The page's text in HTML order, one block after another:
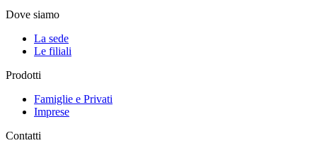
Dove siamo
La sede
Le filiali
Prodotti
Famiglie e Privati
Imprese
Contatti